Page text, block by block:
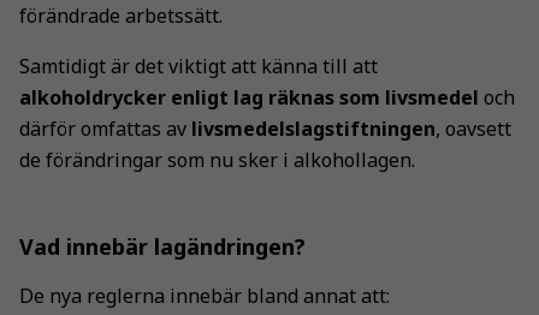
förändrade arbetssätt.
Samtidigt är det viktigt att känna till att
alkoholdrycker enligt lag räknas som livsmedel och
därför omfattas av livsmedelslagstiftningen, oavsett
de förändringar som nu sker i alkohollagen.
Vad innebär lagändringen?
De nya reglerna innebär bland annat att: